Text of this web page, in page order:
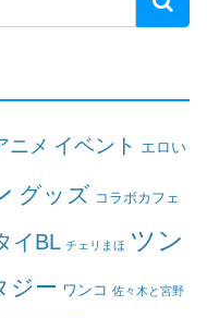
ニメ イベント エロい
グッズ コラボカフェ
イBL チェリまほ ツン
ジー ワンコ 佐々木と宮野